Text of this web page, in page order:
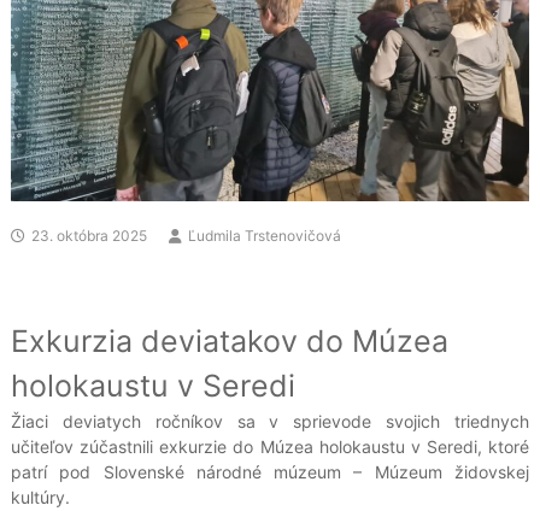
23. októbra 2025 Ľudmila Trstenovičová
Exkurzia deviatakov do Múzea
holokaustu v Seredi
Žiaci deviatych ročníkov sa v sprievode svojich triednych
učiteľov zúčastnili exkurzie do Múzea holokaustu v Seredi, ktoré
patrí pod Slovenské národné múzeum – Múzeum židovskej
kultúry.